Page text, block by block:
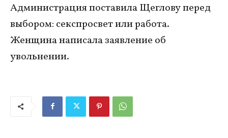
Администрация поставила Щеглову перед
выбором: секспросвет или работа.
Женщина написала заявление об
увольнении.